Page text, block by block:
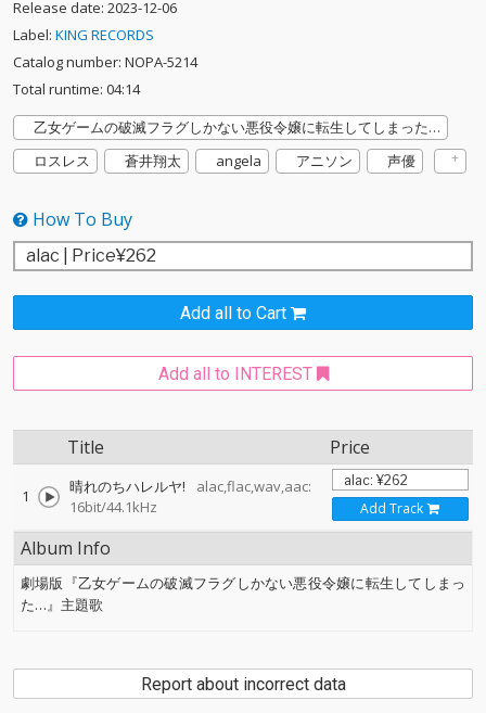
Release date: 2023-12-06
Label: KING RECORDS
Catalog number: NOPA-5214
Total runtime: 04:14
乙女ゲームの破滅フラグしかない悪役令嬢に転生してしまった…
ロスレス
蒼井翔太 angela アニソン 声優
How To Buy
Add all to Cart
Add all to INTEREST
Title Price
1 晴れのちハレルヤ!
alac,flac,wav,aac:
16bit/44.1kHz
Add Track
Album Info
劇場版『乙女ゲームの破滅フラグしかない悪役令嬢に転生してしまっ
た…』主題歌
Report about incorrect data